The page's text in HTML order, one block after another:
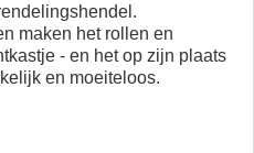
maken het rollen en
- en het op zijn plaats
en moeiteloos.